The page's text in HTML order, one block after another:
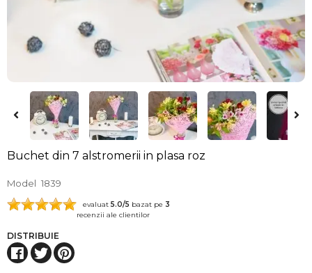
Buchet din 7 alstromerii in plasa roz
Model 1839
evaluat 5.0/5 bazat pe 3
recenzii ale clientilor
DISTRIBUIE